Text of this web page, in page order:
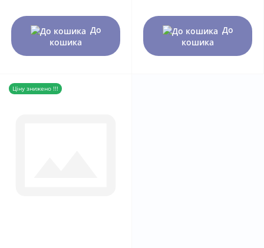
До
кошика
До
кошика
Ціну знижено !!!